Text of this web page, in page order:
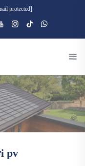
protected]
pv